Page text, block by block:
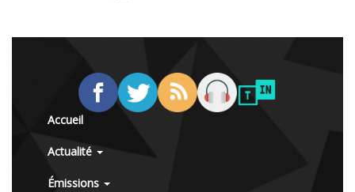
Accueil
Actualité
Émissions